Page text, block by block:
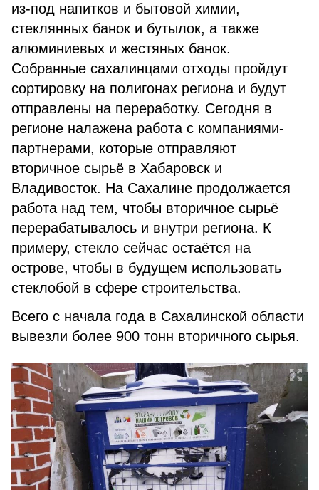
из-под напитков и бытовой химии,
стеклянных банок и бутылок, а также
алюминиевых и жестяных банок.
Собранные сахалинцами отходы пройдут
сортировку на полигонах региона и будут
отправлены на переработку. Сегодня в
регионе налажена работа с компаниями-
партнерами, которые отправляют
вторичное сырьё в Хабаровск и
Владивосток. На Сахалине продолжается
работа над тем, чтобы вторичное сырьё
перерабатывалось и внутри региона. К
примеру, стекло сейчас остаётся на
острове, чтобы в будущем использовать
стеклобой в сфере строительства.
Всего с начала года в Сахалинской области
вывезли более 900 тонн вторичного сырья.